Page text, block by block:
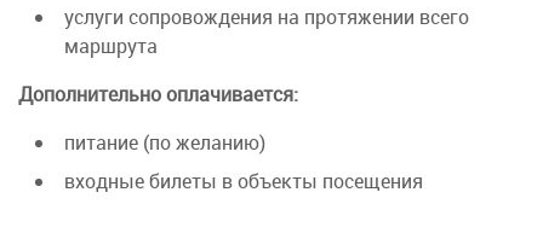
услуги сопровождения на протяжении всего
маршрута
Дополнительно оплачивается:
питание (по желанию)
входные билеты в объекты посещения